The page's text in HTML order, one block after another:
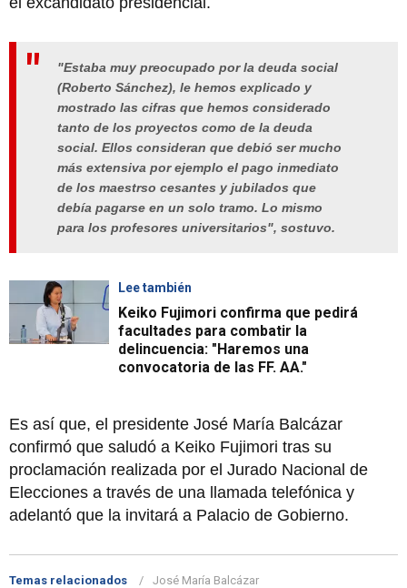
"Estaba muy preocupado por la deuda social
(Roberto Sánchez), le hemos explicado y
mostrado las cifras que hemos considerado
tanto de los proyectos como de la deuda
social. Ellos consideran que debió ser mucho
más extensiva por ejemplo el pago inmediato
de los maestrso cesantes y jubilados que
debía pagarse en un solo tramo. Lo mismo
para los profesores universitarios", sostuvo.
Lee también
Keiko Fujimori confirma que pedirá
facultades para combatir la
delincuencia: "Haremos una
convocatoria de las FF. AA."
Es así que, el presidente José María Balcázar
confirmó que saludó a Keiko Fujimori tras su
proclamación realizada por el Jurado Nacional de
Elecciones a través de una llamada telefónica y
adelantó que la invitará a Palacio de Gobierno.
Temas relacionados
José María Balcázar